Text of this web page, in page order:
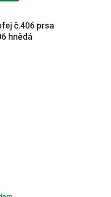
č.406 prsa
hnědá